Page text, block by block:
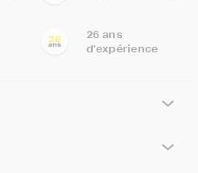
26 ans
d'expérience